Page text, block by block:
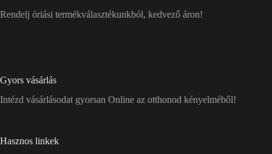
Rendelj óriási termékválasztékunkból, kedvező áron!
Gyors vásárlás
Intézd vásárlásodat gyorsan Online az otthonod kényelméből!
Hasznos linkek